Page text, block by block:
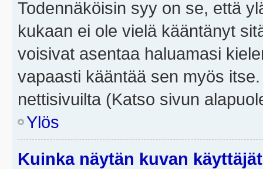
Todennäköisin syy on se, että
kukaan ei ole vielä kääntänyt
voisivat asentaa haluamasi
vapaasti kääntää sen myös
nettisivuilta (Katso sivun
Ylös
Kuinka näytän kuvan